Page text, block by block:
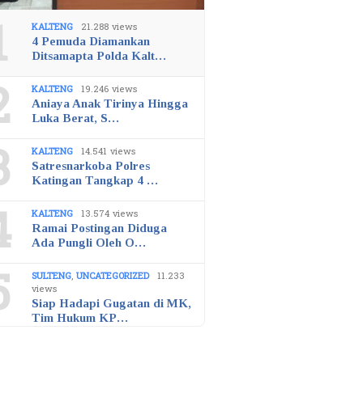
KALTENG 21.288 views
4 Pemuda Diamankan
Ditsamapta Polda Kalt…
KALTENG 19.246 views
Aniaya Anak Tirinya Hingga
Luka Berat, S…
KALTENG 14.541 views
Satresnarkoba Polres
Katingan Tangkap 4 …
KALTENG 13.574 views
Ramai Postingan Diduga
Ada Pungli Oleh O…
SULTENG,UNCATEGORIZED 11.233
views
Siap Hadapi Gugatan di MK,
Tim Hukum KP…